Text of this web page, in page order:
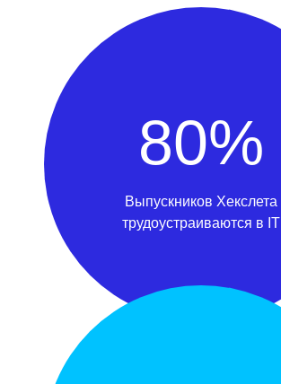
80%
Выпускников Хекслета
трудоустраиваются в IT